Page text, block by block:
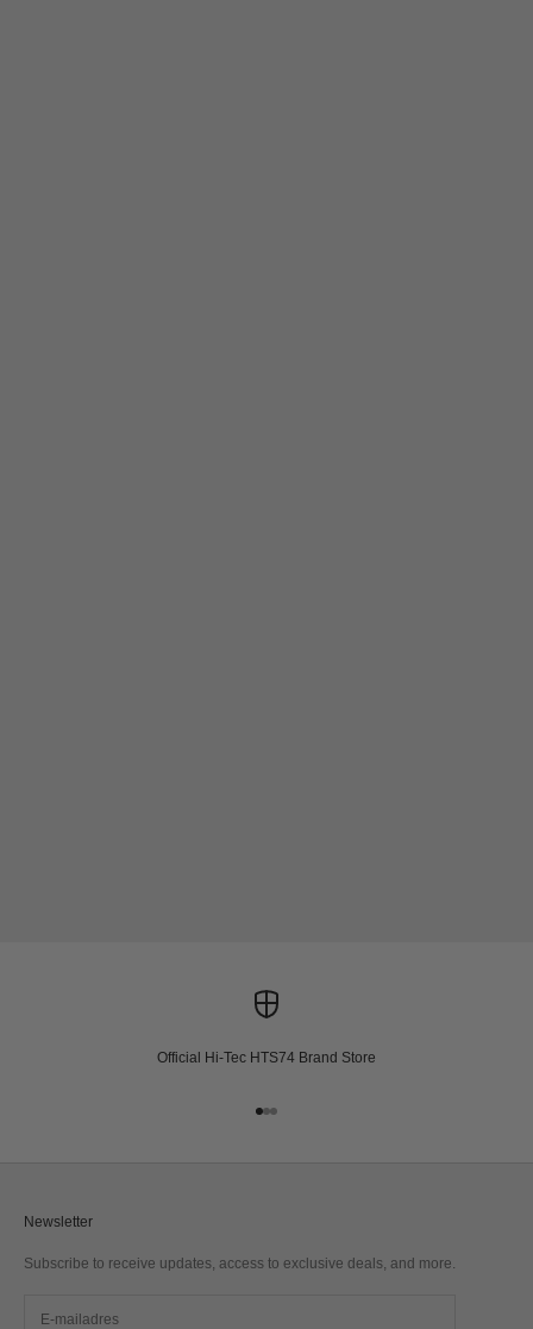
Official Hi-Tec HTS74 Brand Store
Naar artikel 1
Naar artikel 2
Naar artikel 3
Newsletter
Subscribe to receive updates, access to exclusive deals, and more.